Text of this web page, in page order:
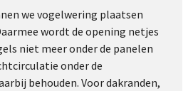
we vogelwering plaatsen
wordt de opening netjes
niet meer onder de panelen
onder de
behouden. Voor dakranden,